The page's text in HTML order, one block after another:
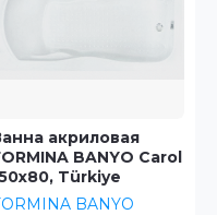
Ванна акриловая
APPOLO Impero
прямоугольная
APPOLO